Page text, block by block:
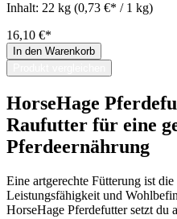
Inhalt: 22 kg (0,73 €* / 1 kg)
16,10 €*
In den Warenkorb
HorseHage
Raufutter für eine
Pferdeernährung
Eine artgerechte Fütterung ist
Leistungsfähigkeit und
HorseHage Pferdefutter setzt du